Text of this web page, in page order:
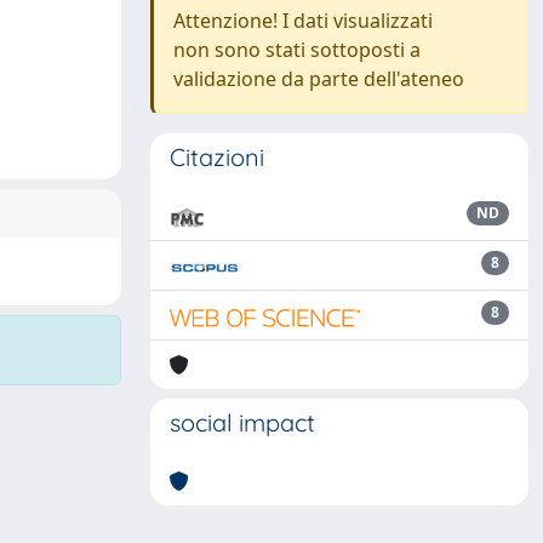
Attenzione! I dati visualizzati
non sono stati sottoposti a
validazione da parte dell'ateneo
Citazioni
ND
8
8
social impact